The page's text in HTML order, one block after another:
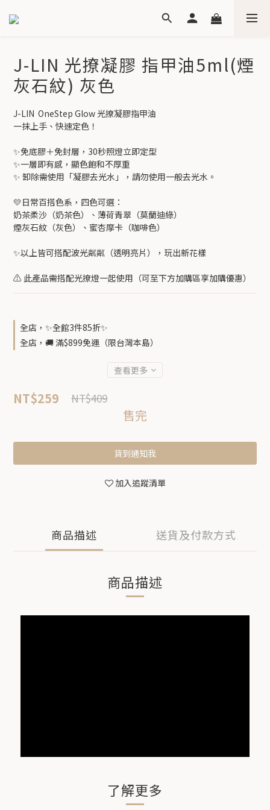
J-LIN 光撩凝膠 指甲油5ml(煙
灰石紋) 灰色
J-LIN  OneStep Glow 光撩凝膠指甲油
一抹上手、快速定色！
✨免底膠＋免封層，30秒照燈立即定型
✨一層即有感，顯色飽和不厚重
✨ 卸除需使用「凝膠去光水」，請勿使用一般去光水。
💛日常百搭色系，四色可選：
奶茶柔沙（奶茶色）、薄荷青翠（莫蘭迪綠）
煙灰石紋（灰色）、蜜杏摩卡（咖啡色）
✨以上皆可搭配波光粼粼（透明亮片），玩出新花樣
⚠️ 此產品需搭配光撩燈一起使用（可至下方加購區享加購優惠）
全店，✨全館3件85折✨
全店，🚚 滿$899免運（限台灣本島）
查看更多
NT$259 NT$409
售完
貨到通知我
加入追蹤清單
商品描述 送貨及付款方式
商品描述
了解更多